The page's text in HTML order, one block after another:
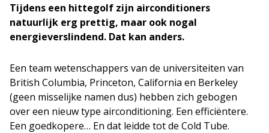
Tijdens een hittegolf zijn airconditioners
natuurlijk erg prettig, maar ook nogal
energieverslindend. Dat kan anders.
Een team wetenschappers van de universiteiten van
British Columbia, Princeton, California en Berkeley
(geen misselijke namen dus) hebben zich gebogen
over een nieuw type airconditioning. Een efficiëntere.
Een goedkopere… En dat leidde tot de Cold Tube.